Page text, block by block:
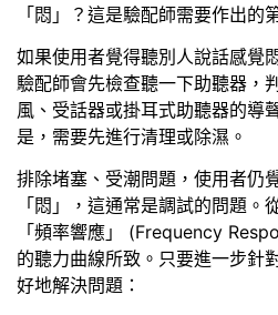
「悶」？這是驗配師需要作出的
如果使用者覺得聽別人說話感覺
驗配師會先檢查聽一下助聽器，
風、受話器或掛耳式助聽器的導
是，需要先進行清理或除濕。
排除堵塞、受潮問題，使用者仍
「悶」，這通常是調試的問題。
「頻率響應」 (Frequency
的聽力曲線所致。只要進一步針
好地解決問題：